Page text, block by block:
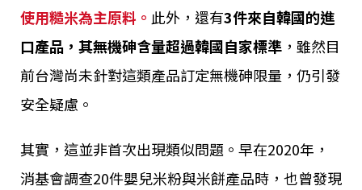
使用糙米為主原料。 此外，還有3件來自韓國的進
口產品，其無機砷含量超過韓國自家標準 ，雖然目
前台灣尚未針對這類產品訂定無機砷限量，仍引發
安全疑慮。
其實，這並非首次出現類似問題。早在2020年，
消基會調查20件嬰兒米粉與米餅產品時，也曾發現